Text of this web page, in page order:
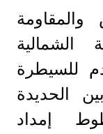
الشمالية
للسيطرة
الحديدة
إمداد